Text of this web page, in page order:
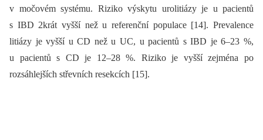
v močovém systému. Riziko výskytu urolitiázy je u pacientů
s IBD 2krát vyšší než u referenční populace [14]. Prevalence
litiázy je vyšší u CD než u UC, u pacientů s IBD je 6–23 %,
u pacientů s CD je 12–28 %. Riziko je vyšší zejména po
rozsáhlejších střevních resekcích [15].